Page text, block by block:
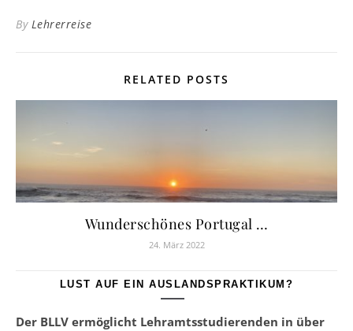
By Lehrerreise
RELATED POSTS
Wunderschönes Portugal …
24. März 2022
LUST AUF EIN AUSLANDSPRAKTIKUM?
Der BLLV ermöglicht Lehramtsstudierenden in über